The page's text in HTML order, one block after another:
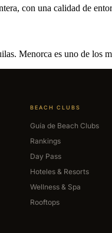
con una calidad de
Menorca es uno de los
BEACH CLUBS
Guía de Beach Clubs
Rankings
Day Pass
Hoteles & Resorts
Wellness & Spa
Rooftops